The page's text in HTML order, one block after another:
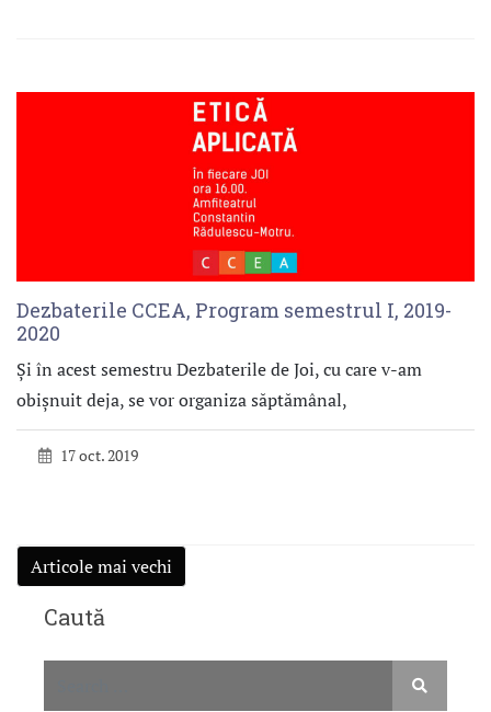
Dezbaterile CCEA, Program semestrul I, 2019-
2020
Și în acest semestru Dezbaterile de Joi, cu care v-am
obișnuit deja, se vor organiza săptămânal,
17 oct. 2019
N
a
Articole mai vechi
Caută